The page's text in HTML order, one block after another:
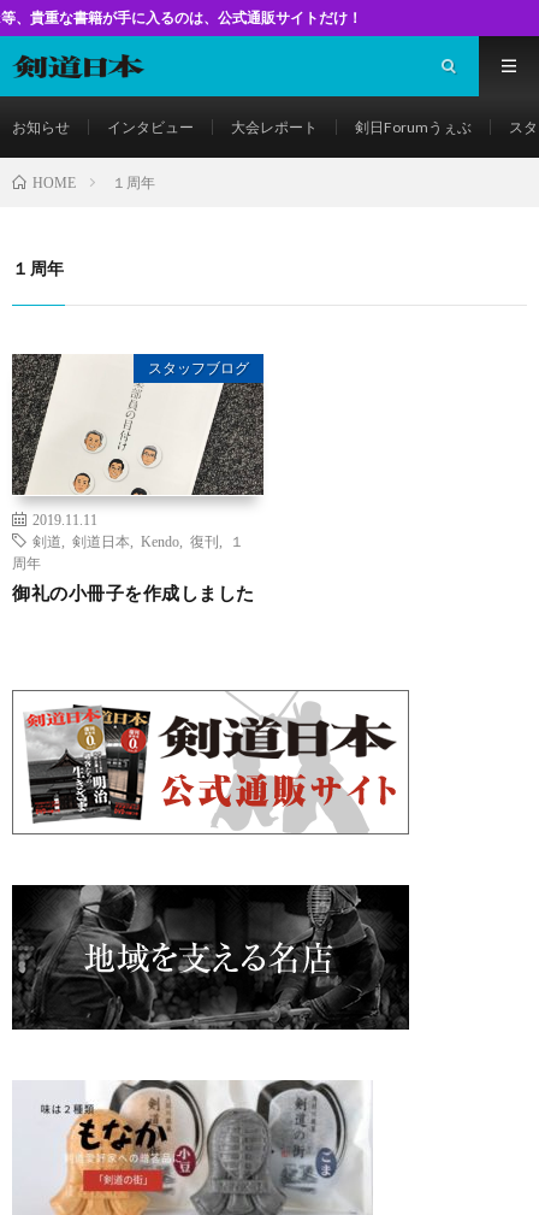
が手に入るのは、公式通販サイトだけ！
お知らせ インタビュー 大会レポート 剣日Forumうぇぶ ス
HOME １周年
１周年
スタッフブログ
2019.11.11
剣道
剣道日本 Kendo 復刊
１
周年
御礼の小冊子を作成しました